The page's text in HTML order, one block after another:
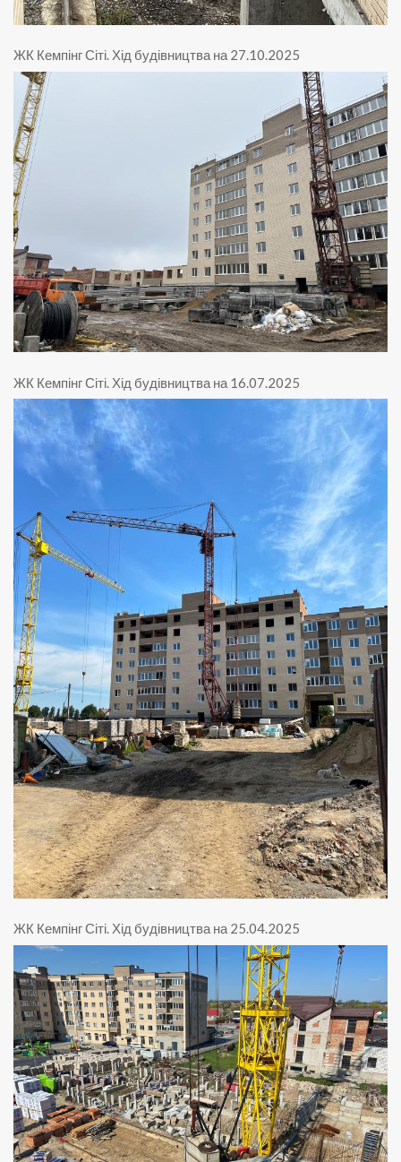
ЖК Кемпінг Сіті. Хід будівництва на 27.10.2025
ЖК Кемпінг Сіті. Хід будівництва на 16.07.2025
ЖК Кемпінг Сіті. Хід будівництва на 25.04.2025